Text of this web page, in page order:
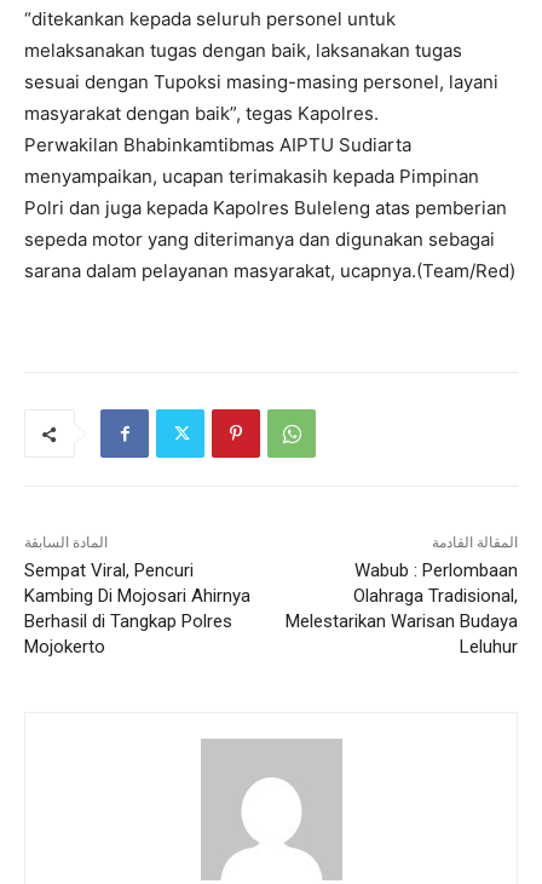
“ditekankan kepada seluruh personel untuk
melaksanakan tugas dengan baik, laksanakan tugas
sesuai dengan Tupoksi masing-masing personel, layani
masyarakat dengan baik”, tegas Kapolres.
Perwakilan Bhabinkamtibmas AIPTU Sudiarta
menyampaikan, ucapan terimakasih kepada Pimpinan
Polri dan juga kepada Kapolres Buleleng atas pemberian
sepeda motor yang diterimanya dan digunakan sebagai
sarana dalam pelayanan masyarakat, ucapnya.(Team/Red)
المادة السابقة
Sempat Viral, Pencuri
Kambing Di Mojosari Ahirnya
Berhasil di Tangkap Polres
Mojokerto
المقالة القادمة
Wabub : Perlombaan
Olahraga Tradisional,
Melestarikan Warisan Budaya
Leluhur